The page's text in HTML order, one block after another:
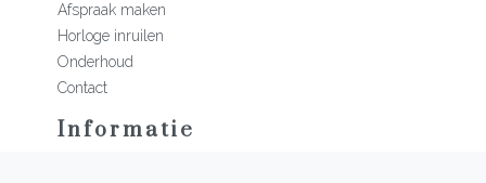
Afspraak maken
Horloge inruilen
Onderhoud
Contact
Informatie